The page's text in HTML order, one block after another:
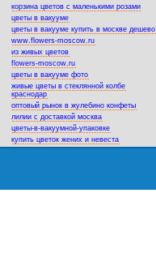
корзина цветов с маленькими розами
цветы в вакууме
цветы в вакууме купить в москве дешево
www.flowers-moscow.ru
из живых цветов
flowers-moscow.ru
цветы в вакууме фото
живые цветы в стеклянной колбе
краснодар
оптовый рынок в жулебино конфеты
лилии с доставкой москва
цветы-в-вакуумной-упаковке
купить цветок жених и невеста